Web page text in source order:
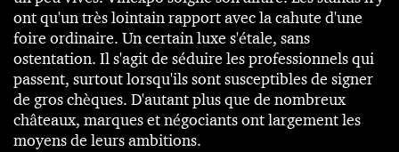
ont qu'un très lointain rapport avec la cahute d'une
foire ordinaire. Un certain luxe s'étale, sans
ostentation. Il s'agit de séduire les professionnels qui
passent, surtout lorsqu'ils sont susceptibles de signer
de gros chèques. D'autant plus que de nombreux
châteaux, marques et négociants ont largement les
moyens de leurs ambitions.